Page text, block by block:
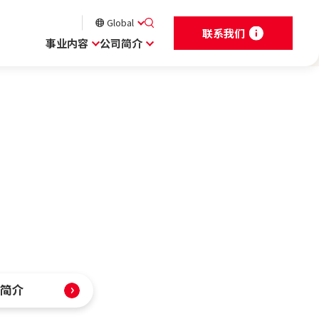
Global
事业内容 公司简介
联系我们
介